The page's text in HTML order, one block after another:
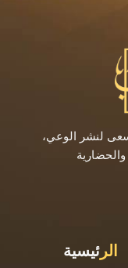
الر ئيسية
لنشر الوعي،
والحضارية